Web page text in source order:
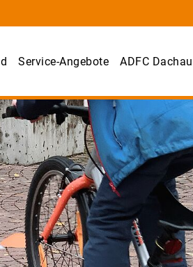
Service-Angebote ADFC Dachau